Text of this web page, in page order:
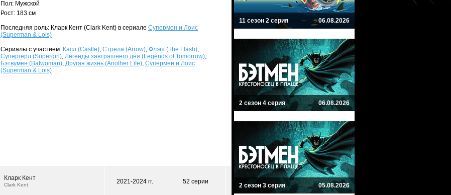
Пол: Мужской
Рост: 183 см
Последняя роль: Кларк Кент (Clark Kent) в сериале Супермен и Лоис
(Superman & Lois)
Сериалы с участием: Касл (Castle), Стрела (Arrow), Флэш (The Flash),
Супергёрл (Supergirl), Легенды завтрашнего дня (Legends of Tomorrow),
Бэтвумен (Batwoman), Другая жизнь (Another Life), Супермен и Лоис
(Superman & Lois)
Кларк Кент
Clark Kent 2021-2024 гг. 52 серии
11 сезон 2 серия 06.08.2026
2 сезон 4 серия 06.08.2026
2 сезон 3 серия 05.08.2026